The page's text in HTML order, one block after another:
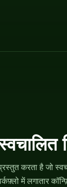
करता है जो
वर्कफ़्लो में